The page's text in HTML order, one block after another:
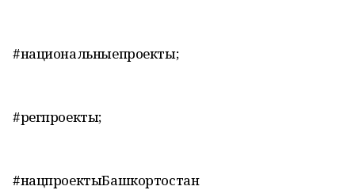
#национальныепроекты;
#регпроекты;
#нацпроектыБашкортостан